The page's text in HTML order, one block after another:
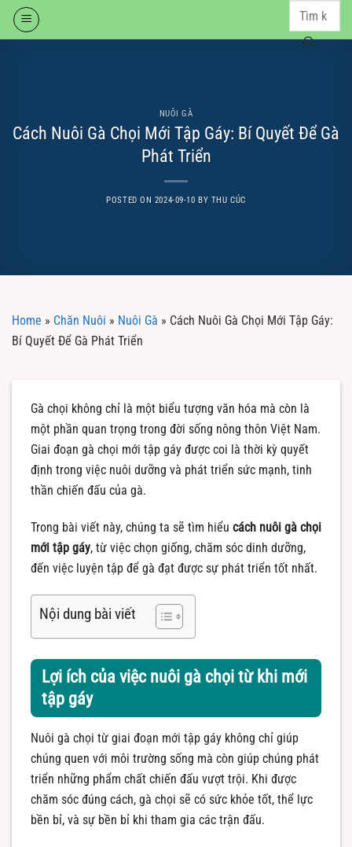
Skip
NUÔI GÀ
Cách Nuôi Gà Chọi Mới Tập Gáy: Bí Quyết Để Gà
Phát Triển
POSTED ON 2024-09-10 BY THU CÚC
Home » Chăn Nuôi » Nuôi Gà » Cách Nuôi Gà Chọi Mới Tập Gáy:
Bí Quyết Để Gà Phát Triển
Gà chọi không chỉ là một biểu tượng văn hóa mà còn là
một phần quan trọng trong đời sống nông thôn Việt Nam.
Giai đoạn gà chọi mới tập gáy được coi là thời kỳ quyết
định trong việc nuôi dưỡng và phát triển sức mạnh, tinh
thần chiến đấu của gà.
Trong bài viết này, chúng ta sẽ tìm hiểu cách nuôi gà chọi
mới tập gáy, từ việc chọn giống, chăm sóc dinh dưỡng,
đến việc luyện tập để gà đạt được sự phát triển tốt nhất.
Nội dung bài viết
Lợi ích của việc nuôi gà chọi từ khi mới
tập gáy
Nuôi gà chọi từ giai đoạn mới tập gáy không chỉ giúp
chúng quen với môi trường sống mà còn giúp chúng phát
triển những phẩm chất chiến đấu vượt trội. Khi được
chăm sóc đúng cách, gà chọi sẽ có sức khỏe tốt, thể lực
bền bỉ, và sự bền bỉ khi tham gia các trận đấu.